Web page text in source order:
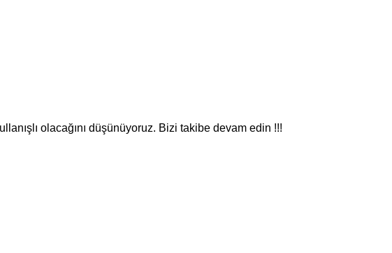
olacağını düşünüyoruz. Bizi takibe devam edin !!!